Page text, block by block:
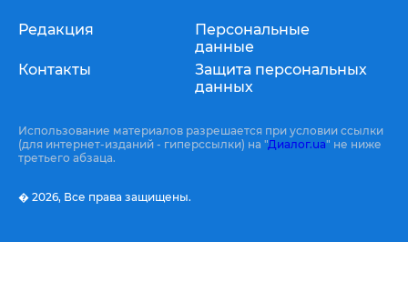
Редакция
Контакты
Персональные
данные
Защита персональных
данных
Использование материалов разрешается при условии ссылки
(для интернет-изданий - гиперссылки) на "Диалог.ua" не ниже
третьего абзаца.
� 2026, Все права защищены.